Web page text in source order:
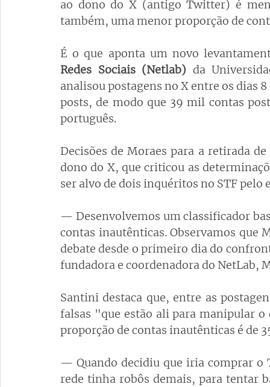
ao dono do X (antigo Twitter) é
também, uma menor proporção de
É o que aponta um novo
Redes Sociais (Netlab) da
analisou postagens no X entre os dias
posts, de modo que 39 mil contas
português.
Decisões de Moraes para a retirada
dono do X, que criticou as
ser alvo de dois inquéritos no STF pelo
— Desenvolvemos um classificador
contas inautênticas. Observamos que
debate desde o primeiro dia do
fundadora e coordenadora do NetLab,
Santini destaca que, entre as
falsas "que estão ali para manipular
proporção de contas inautênticas é de
— Quando decidiu que iria comprar o
rede tinha robôs demais, para tentar